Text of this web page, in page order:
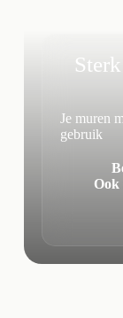
Je muren
gebruik
Ook